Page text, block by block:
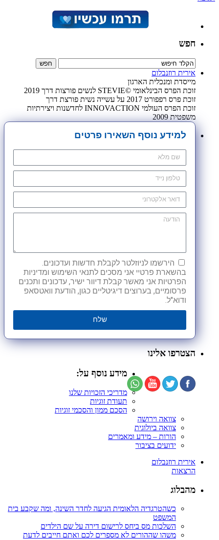
חפש
אירית רוזנבלום
מייסדת ומנכלית הארגון
זוכת הפרס הבינלאומי ©STEVIE לנשים פורצות דרך 2019
זוכת פרס רפפורט 2017 על עשייה נשית פורצת דרך
זוכת הפרס העולמי INNOVACTION לחדשנות ויצירתיות
משפטית 2009
למידע נוסף השאירו פרטים
הירשמו לניוזלטר לקבלת חדשות ועדכונים.
בהשארת פרטיי אני מסכים לתנאי השימוש ומדיניות
הפרטיות אני מאשר קבלת דיוור ישיר, עדכונים ותכנים
פרסומיים, בערוצים דיגיטליים כגון, הודעת וואטסאפ
ודוא"ל.
שלח
הצטרפו אלינו
מידע נוסף על:
מדריכי הזכויות שלנו
תעודת זוגיות
הסכם ממון והסכמי זוגיות
צוואה וירושה
צוואה ביולוגית
הורות – מידע ומאמרים
ידועים בציבור
אירית רוזנבלום
הרצאות
מהבלוג
כשהטרגדיה הלאומית הגיעה לחדר השינה, ומה שקבע בית
המשפט
השלכות מס ביחס לרישום דירה על שם הילדים
משהו שההורים לא מספרים לכם ואתם חייבים לדעת